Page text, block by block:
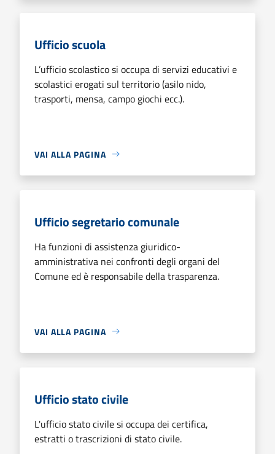
Ufficio scuola
L’ufficio scolastico si occupa di servizi educativi e
scolastici erogati sul territorio (asilo nido,
trasporti, mensa, campo giochi ecc.).
VAI ALLA PAGINA
Ufficio segretario comunale
Ha funzioni di assistenza giuridico-
amministrativa nei confronti degli organi del
Comune ed è responsabile della trasparenza.
VAI ALLA PAGINA
Ufficio stato civile
L'ufficio stato civile si occupa dei certifica,
estratti o trascrizioni di stato civile.